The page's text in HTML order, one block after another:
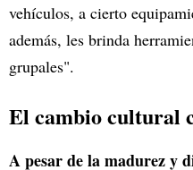
vehículos, a cierto
además, les brinda
grupales".
El cambio cultural
A pesar de la madurez y